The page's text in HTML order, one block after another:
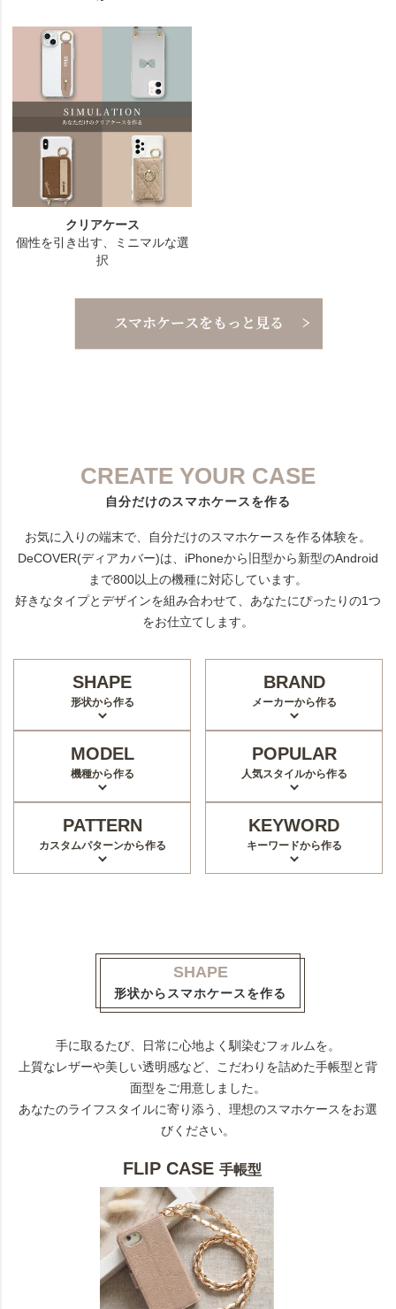
CREATE YOUR CASE
自分だけのスマホケースを作る
お気に入りの端末で、自分だけのスマホケースを作る体験を。
DeCOVER(ディアカバー)は、iPhoneから旧型から新型のAndroid
まで800以上の機種に対応しています。
好きなタイプとデザインを組み合わせて、あなたにぴったりの1つ
をお仕立てします。
SHAPE
形状から作る
BRAND
メーカーから作る
MODEL
機種から作る
POPULAR
人気スタイルから作る
PATTERN
カスタムパターンから作る
KEYWORD
キーワードから作る
SHAPE
形状からスマホケースを作る
手に取るたび、日常に心地よく馴染むフォルムを。
上質なレザーや美しい透明感など、こだわりを詰めた手帳型と背
面型をご用意しました。
あなたのライフスタイルに寄り添う、理想のスマホケースをお選
びください。
FLIP CASE手帳型